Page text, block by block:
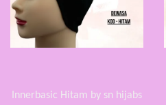
Innerbasic Hitam by sn hijabs